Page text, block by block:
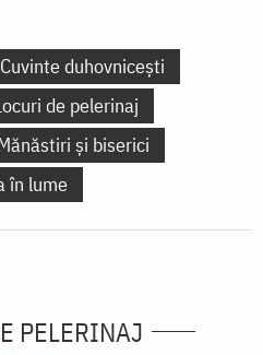
Cuvinte duhovnicești
de pelerinaj
și biserici
în lume
PELERINAJ